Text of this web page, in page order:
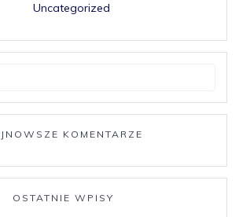
Uncategorized
KOMENTARZE
OSTATNIE WPISY